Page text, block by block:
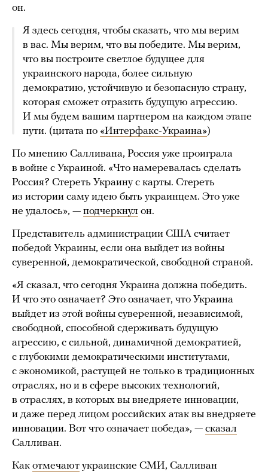
он.
Я здесь сегодня, чтобы сказать, что мы верим
в вас. Мы верим, что вы победите. Мы верим,
что вы построите светлое будущее для
украинского народа, более сильную
демократию, устойчивую и безопасную страну,
которая сможет отразить будущую агрессию.
И мы будем вашим партнером на каждом этапе
пути. (цитата по «Интерфакс-Украина»)
По мнению Салливана, Россия уже проиграла
в войне с Украиной. «Что намеревалась сделать
Россия? Стереть Украину с карты. Стереть
из истории саму идею быть украинцем. Это уже
не удалось», — подчеркнул он.
Представитель администрации США считает
победой Украины, если она выйдет из войны
суверенной, демократической, свободной страной.
«Я сказал, что сегодня Украина должна победить.
И что это означает? Это означает, что Украина
выйдет из этой войны суверенной, независимой,
свободной, способной сдерживать будущую
агрессию, с сильной, динамичной демократией,
с глубокими демократическими институтами,
с экономикой, растущей не только в традиционных
отраслях, но и в сфере высоких технологий,
в отраслях, в которых вы внедряете инновации,
и даже перед лицом российских атак вы внедряете
инновации. Вот что означает победа», — сказал
Салливан.
Как отмечают украинские СМИ, Салливан